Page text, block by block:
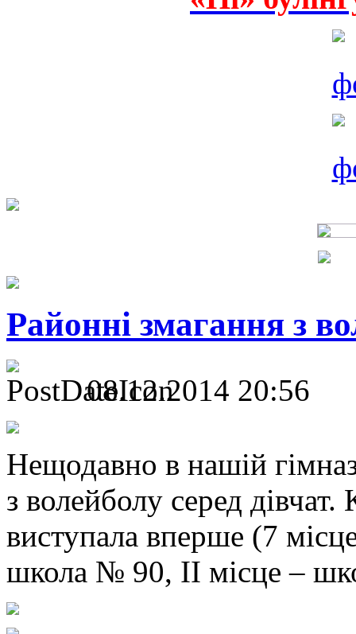
Районні змагання з
08.12.2014 20:56
Нещодавно в нашій
з волейболу серед дівчат.
виступала вперше (7
школа № 90, ІІ місце –